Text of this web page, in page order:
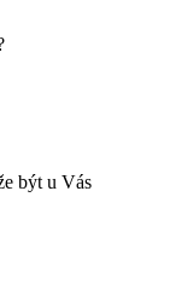
být u Vás